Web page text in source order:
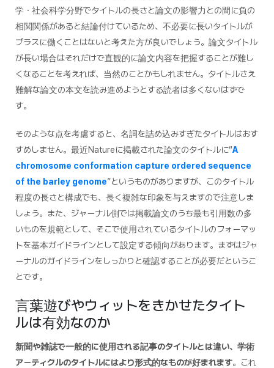
学・社会科学分野でタイトルの長さと論文の影響力との間に負の
相関関係があると結論付けているため、不必要に長いタイトルが
プラスに働くことはないと考えた方が良いでしょう。論文タイトル
が長い場合はそれだけで直観的に論文内容を把握することが難し
くなることを考えれば、当然のことかもしれません。タイトルさえ
難解な論文の本文を読み進めようとする読者は多くないはずで
す。
そのような点を考慮すると、名詞を詰め込みすぎたタイトルはおす
すめしません。最近Natureに掲載された論文のタイトルに“A
chromosome conformation capture ordered sequence
of the barley genome”というものがありますが、このタイトル
程度の長さと構成でも、長く複雑な印象を与えますので注意しま
しょう。また、ジャーナル側では掲載論文のうち最も引用数の多
いものを規範として、そこで使用されているタイトルのフォーマッ
トを基本ガイドラインとして設定する傾向があります。まずはジャ
ーナルのガイドラインをしっかりと確認することが必要だというこ
とです。
言葉遊びやウィットをきかせたタイト
ルは有効なのか
新聞や雑誌で一般的に使用される記事のタイトルとは違い、学術
アーティクルのタイトルにはより形式的なものが好まれます。これ